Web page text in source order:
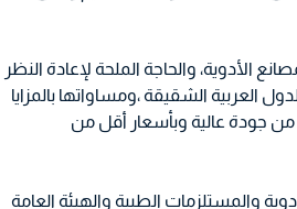
الأدوية، والحاجة الملحة لإعادة النظر
العربية الشقيقة ،ومساواتها بالمزايا
من جودة عالية وبأسعار أقل من
والمستلزمات الطبية والهيئة العامة